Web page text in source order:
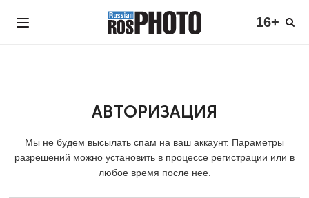
16+
АВТОРИЗАЦИЯ
Мы не будем высылать спам на ваш аккаунт. Параметры
разрешений можно установить в процессе регистрации или в
любое время после нее.